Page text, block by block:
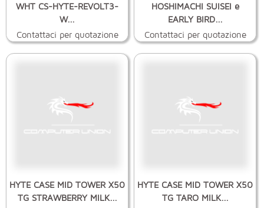
WHT CS-HYTE-REVOLT3-
W...
Contattaci per quotazione
HOSHIMACHI SUISEI e
EARLY BIRD...
Contattaci per quotazione
HYTE CASE MID TOWER X50
TG STRAWBERRY MILK...
HYTE CASE MID TOWER X50
TG TARO MILK...